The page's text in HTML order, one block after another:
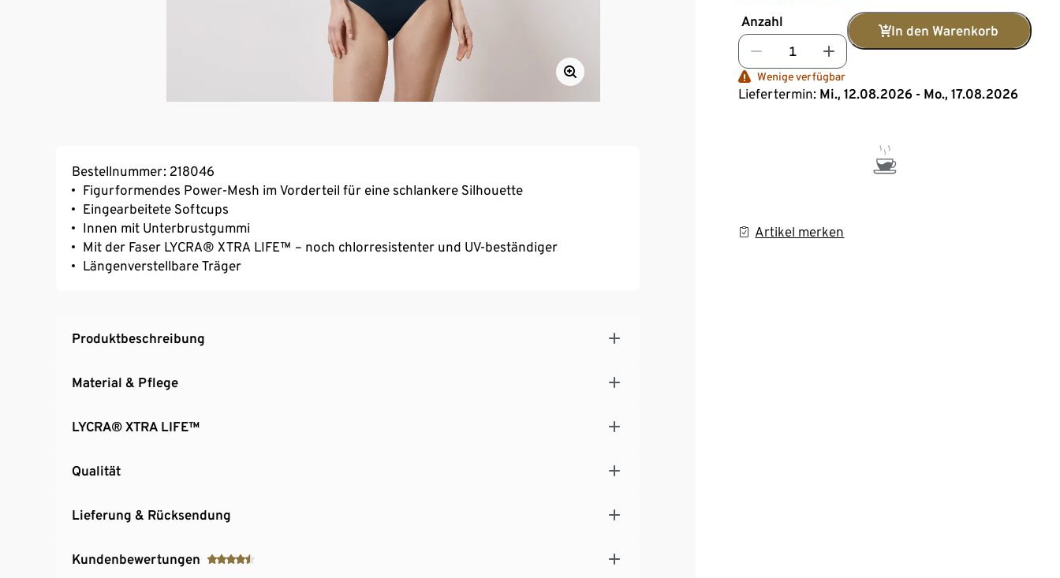
Anzahl
In den Warenkorb
Wenige verfügbar
Liefertermin: Mi., 12.08.2026 - Mo., 17.08.2026
Artikel merken
Bestellnummer: 218046
Figurformendes Power-Mesh im Vorderteil für eine schlankere Silhouette
Eingearbeitete Softcups
Innen mit Unterbrustgummi
Mit der Faser LYCRA® XTRA LIFE™ – noch chlorresistenter und UV-beständiger
Längenverstellbare Träger
Produktbeschreibung
Material & Pflege
LYCRA® XTRA LIFE™
Qualität
Lieferung & Rücksendung
Kundenbewertungen